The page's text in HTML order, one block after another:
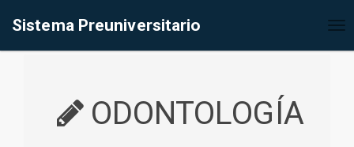
Sistema Preuniversitario
ODONTOLOGÍA